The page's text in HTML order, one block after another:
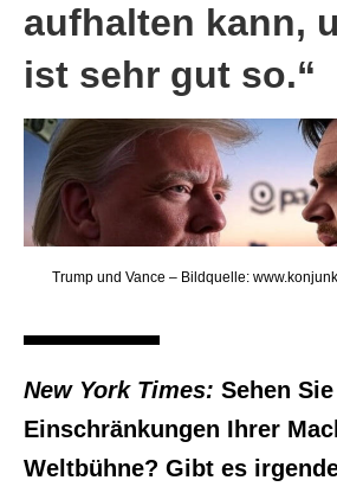
aufhalten kann,
ist sehr gut so.“
Trump und Vance – Bildquelle:
New York Times: Sehen
Einschränkungen Ihrer
Weltbühne? Gibt es